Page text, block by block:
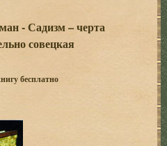
- Садизм – черта
совецкая
бесплатно